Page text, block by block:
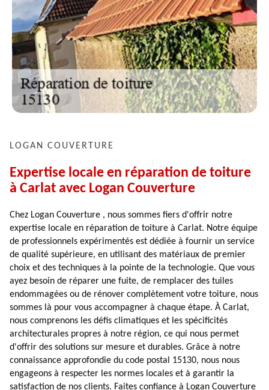
LOGAN COUVERTURE
Expertise locale en réparation de toiture
à Carlat avec Logan Couverture
Chez Logan Couverture , nous sommes fiers d'offrir notre
expertise locale en réparation de toiture à Carlat. Notre équipe
de professionnels expérimentés est dédiée à fournir un service
de qualité supérieure, en utilisant des matériaux de premier
choix et des techniques à la pointe de la technologie. Que vous
ayez besoin de réparer une fuite, de remplacer des tuiles
endommagées ou de rénover complètement votre toiture, nous
sommes là pour vous accompagner à chaque étape. À Carlat,
nous comprenons les défis climatiques et les spécificités
architecturales propres à notre région, ce qui nous permet
d'offrir des solutions sur mesure et durables. Grâce à notre
connaissance approfondie du code postal 15130, nous nous
engageons à respecter les normes locales et à garantir la
satisfaction de nos clients. Faites confiance à Logan Couverture